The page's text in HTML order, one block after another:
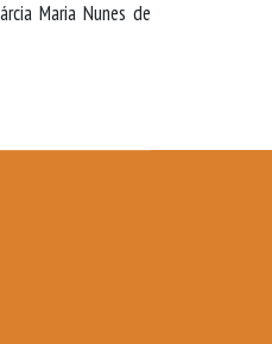
Maria Nunes de